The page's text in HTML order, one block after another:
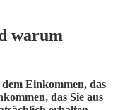
warum
Einkommen, das
das Sie aus